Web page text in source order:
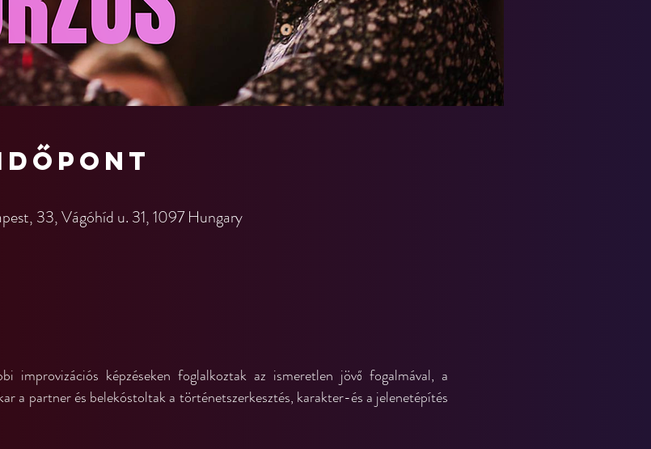
33, Vágóhíd u. 31, 1097 Hungary
improvizációs képzéseken foglalkoztak az ismeretlen jövő fogalmával, a
a partner és belekóstoltak a történetszerkesztés, karakter-és a jelenetépítés